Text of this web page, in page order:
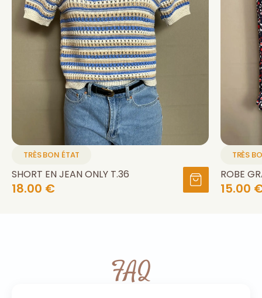
TRÈS BON ÉTAT
SHORT EN JEAN ONLY T.36
18.00 €
TRÈS
ROBE
15.00
FAQ